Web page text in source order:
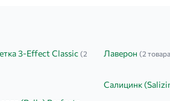
3-Effect Classic (2
Лаверон (2
Салицинк